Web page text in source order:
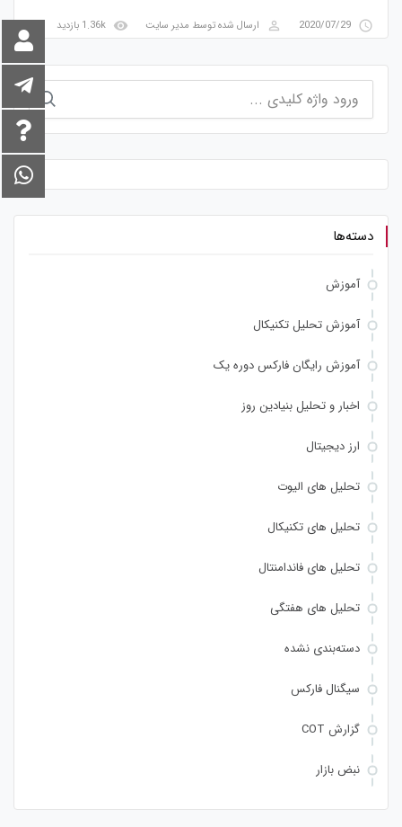
access_time
2020/07/29
perm_identity ارسال شده توسط مدیر سایت visibility
برای:
دسته‌ها
آموزش
آموزش تحلیل تکنیکال
آموزش رایگان فارکس دوره یک
اخبار و تحلیل بنیادین روز
ارز دیجیتال
تحلیل های الیوت
تحلیل های تکنیکال
تحلیل های فاندامنتال
تحلیل های هفتگی
دسته‌بندی نشده
سیگنال فارکس
گزارش COT
نبض بازار